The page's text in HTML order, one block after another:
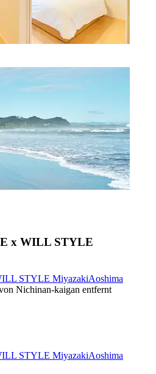
x WILL STYLE
STYLE MiyazakiAoshima
Nichinan-kaigan entfernt
STYLE MiyazakiAoshima